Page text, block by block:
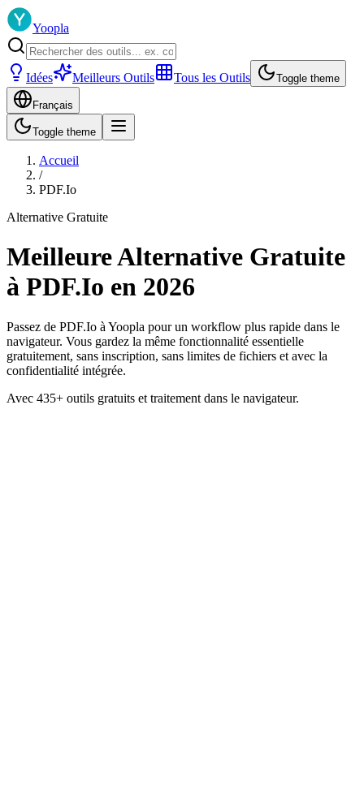
Yoopla
Idées Meilleurs Outils Tous les Outils Toggle theme
Français
Toggle theme
Accueil
/
PDF.Io
Alternative Gratuite
Meilleure Alternative Gratuite
à PDF.Io en 2026
Passez de PDF.Io à Yoopla pour un workflow plus rapide dans le
navigateur. Vous gardez la même fonctionnalité essentielle
gratuitement, sans inscription, sans limites de fichiers et avec la
confidentialité intégrée.
Avec 435+ outils gratuits et traitement dans le navigateur.